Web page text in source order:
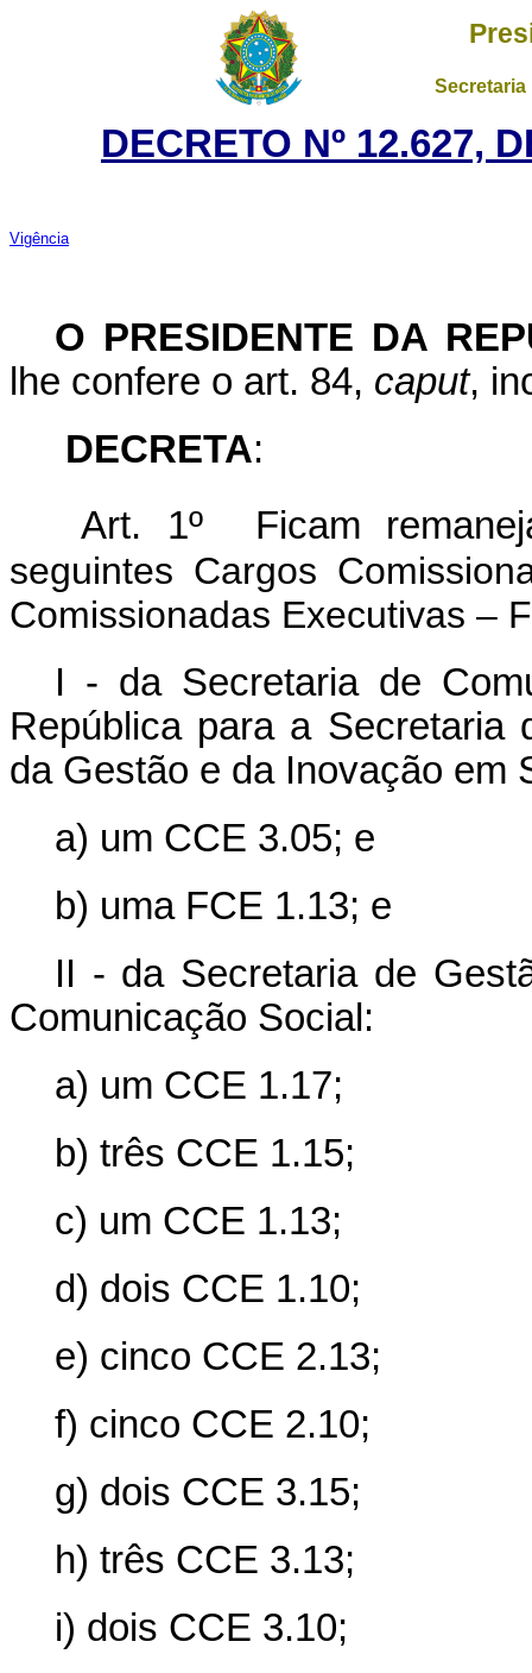
DECRETO Nº 12.627,
Vigência
O PRESIDENTE DA
lhe confere o art. 84, caput,
DECRETA:
Art. 1º Ficam
seguintes Cargos
Comissionadas Executivas –
I - da Secretaria de
República para a Secretaria
da Gestão e da Inovação em
a) um CCE 3.05; e
b) uma FCE 1.13; e
II - da Secretaria de
Comunicação Social:
a) um CCE 1.17;
b) três CCE 1.15;
c) um CCE 1.13;
d) dois CCE 1.10;
e) cinco CCE 2.13;
f) cinco CCE 2.10;
g) dois CCE 3.15;
h) três CCE 3.13;
i) dois CCE 3.10;